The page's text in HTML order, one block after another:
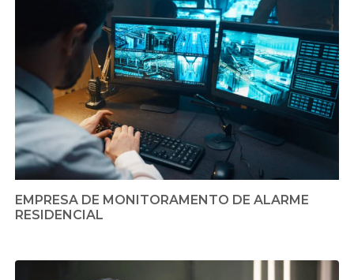
EMPRESA DE MONITORAMENTO DE ALARME
RESIDENCIAL